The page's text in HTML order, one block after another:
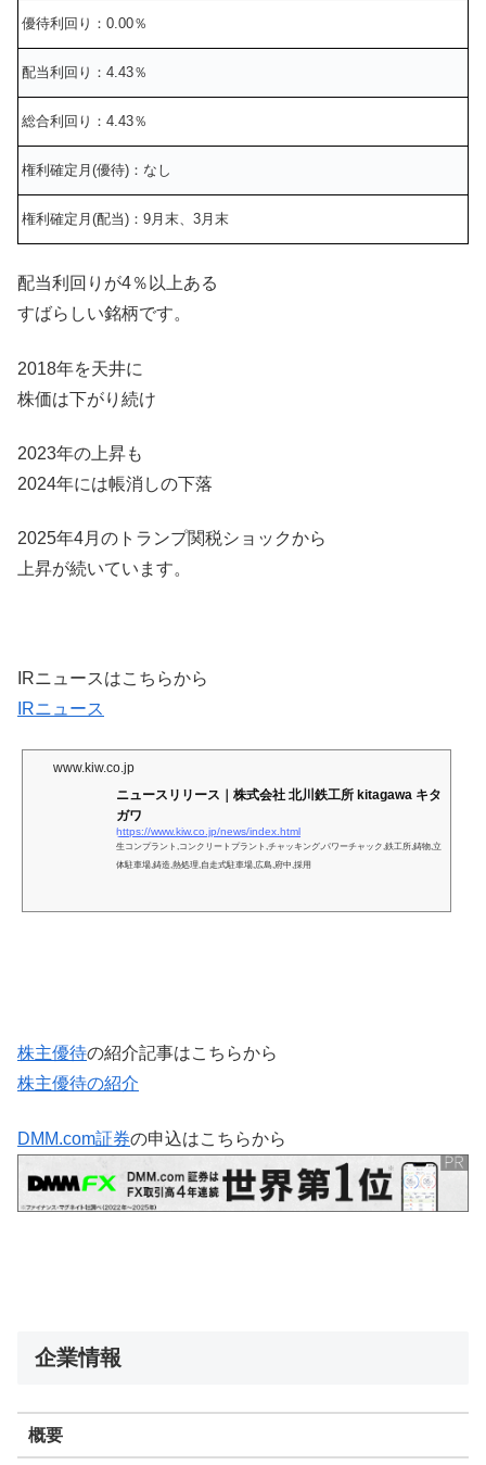
優待利回り：0.00％
配当利回り：4.43％
総合利回り：4.43％
権利確定月(優待)：なし
権利確定月(配当)：9月末、3月末
配当利回りが4％以上ある
すばらしい銘柄です。
2018年を天井に
株価は下がり続け
2023年の上昇も
2024年には帳消しの下落
2025年4月のトランプ関税ショックから
上昇が続いています。
IRニュースはこちらから
IRニュース
www.kiw.co.jp
ニュースリリース｜株式会社 北川鉄工所 kitagawa キタ
ガワ
https://www.kiw.co.jp/news/index.html
生コンプラント,コンクリートプラント,チャッキング,パワーチャック,鉄工所,鋳物,立
体駐車場,鋳造,熱処理,自走式駐車場,広島,府中,採用
株主優待の紹介記事はこちらから
株主優待の紹介
DMM.com証券の申込はこちらから
企業情報
概要